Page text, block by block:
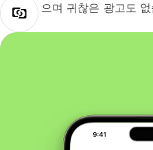
으며 귀찮은 광고도 없